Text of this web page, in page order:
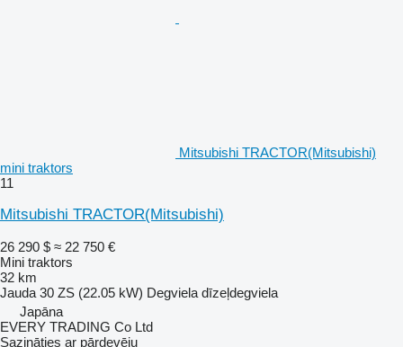
Mitsubishi TRACTOR(Mitsubishi)
mini traktors
11
Mitsubishi TRACTOR(Mitsubishi)
26 290 $ ≈ 22 750 €
Mini traktors
32 km
Jauda 30 ZS (22.05 kW) Degviela dīzeļdegviela
Japāna
EVERY TRADING Co Ltd
Sazināties ar pārdevēju